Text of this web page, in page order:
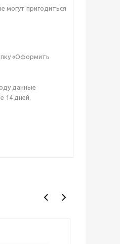
могут пригодиться
«Оформить
данные
14 дней.